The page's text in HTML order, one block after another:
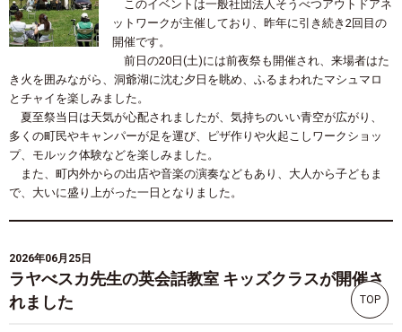
このイベントは一般社団法人そうべつアウトドアネ
ットワークが主催しており、昨年に引き続き2回目の
開催です。
前日の20日(土)には前夜祭も開催され、来場者はた
き火を囲みながら、洞爺湖に沈む夕日を眺め、ふるまわれたマシュマロ
とチャイを楽しみました。
夏至祭当日は天気が心配されましたが、気持ちのいい青空が広がり、
多くの町民やキャンパーが足を運び、ピザ作りや火起こしワークショッ
プ、モルック体験などを楽しみました。
また、町内外からの出店や音楽の演奏などもあり、大人から子どもま
で、大いに盛り上がった一日となりました。
2026年06月25日
ラヤべスカ先生の英会話教室 キッズクラスが開催さ
れました
TOP